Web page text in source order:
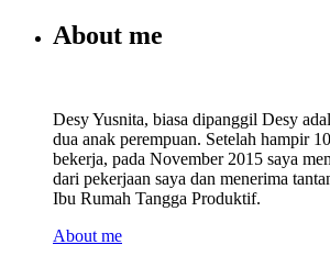
About me
Desy Yusnita, biasa dipanggil Desy
dua anak perempuan. Setelah hampir
bekerja, pada November 2015 saya
dari pekerjaan saya dan menerima
Ibu Rumah Tangga Produktif.
About me